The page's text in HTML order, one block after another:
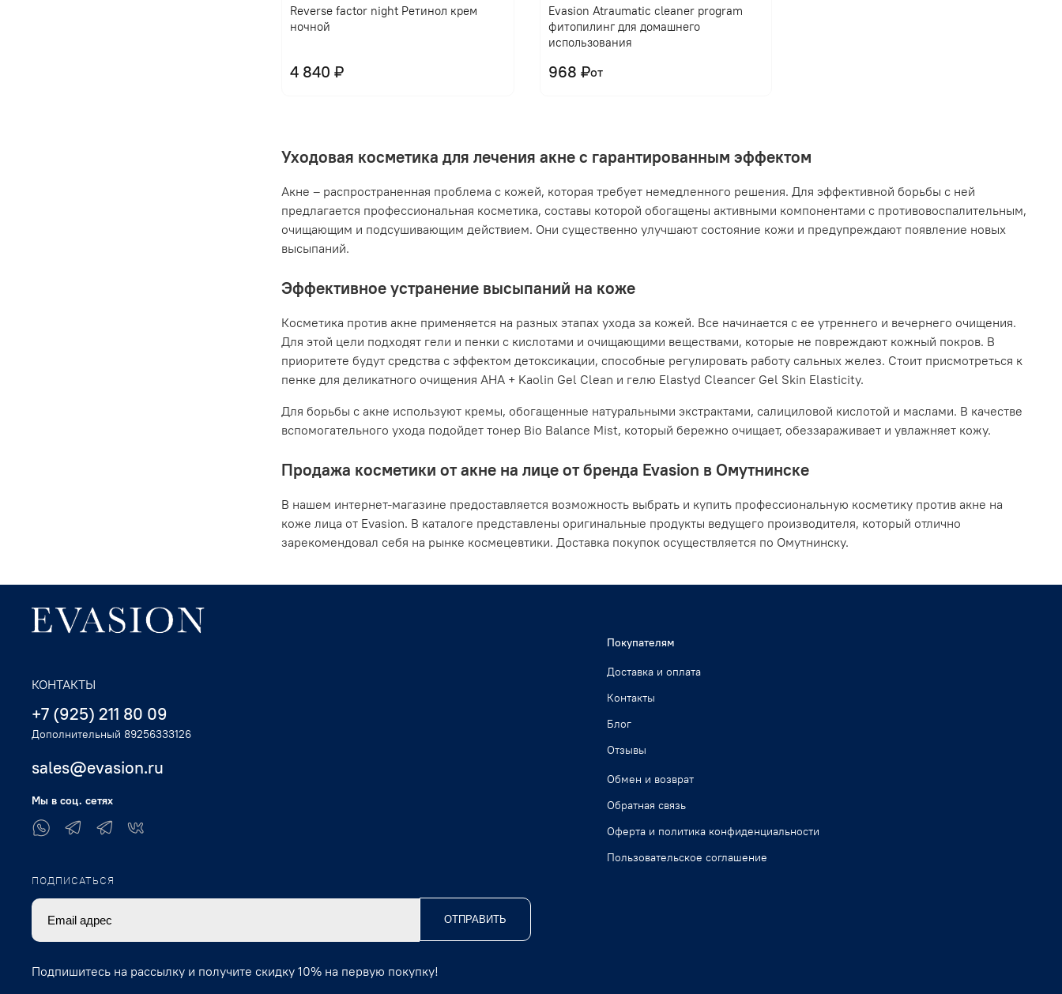
Reverse factor night Ретинол крем
ночной
4 840 ₽
Evasion Atraumatic cleaner program
фитопилинг для домашнего
использования
от
968 ₽
Уходовая косметика для лечения акне с гарантированным эффектом
Акне – распространенная проблема с кожей, которая требует немедленного решения. Для эффективной борьбы с ней
предлагается профессиональная косметика, составы которой обогащены активными компонентами с противовоспалительным,
очищающим и подсушивающим действием. Они существенно улучшают состояние кожи и предупреждают появление новых
высыпаний.
Эффективное устранение высыпаний на коже
Косметика против акне применяется на разных этапах ухода за кожей. Все начинается с ее утреннего и вечернего очищения.
Для этой цели подходят гели и пенки с кислотами и очищающими веществами, которые не повреждают кожный покров. В
приоритете будут средства с эффектом детоксикации, способные регулировать работу сальных желез. Стоит присмотреться к
пенке для деликатного очищения AHA + Kaolin Gel Clean и гелю Elastyd Cleancer Gel Skin Elasticity.
Для борьбы с акне используют кремы, обогащенные натуральными экстрактами, салициловой кислотой и маслами. В качестве
вспомогательного ухода подойдет тонер Bio Balance Mist, который бережно очищает, обеззараживает и увлажняет кожу.
Продажа косметики от акне на лице от бренда Evasion в Омутнинске
В нашем интернет-магазине предоставляется возможность выбрать и купить профессиональную косметику против акне на
коже лица от Evasion. В каталоге представлены оригинальные продукты ведущего производителя, который отлично
зарекомендовал себя на рынке космецевтики. Доставка покупок осуществляется по Омутнинску.
Покупателям
Доставка и оплата
Контакты
Блог
Отзывы
Обмен и возврат
Обратная связь
Оферта и политика конфиденциальности
Пользовательское соглашение
КОНТАКТЫ
+7 (925) 211 80 09
Дополнительный 89256333126
sales@evasion.ru
Мы в соц. сетях
ПОДПИСАТЬСЯ
ОТПРАВИТЬ
Подпишитесь на рассылку и получите скидку 10% на первую покупку!